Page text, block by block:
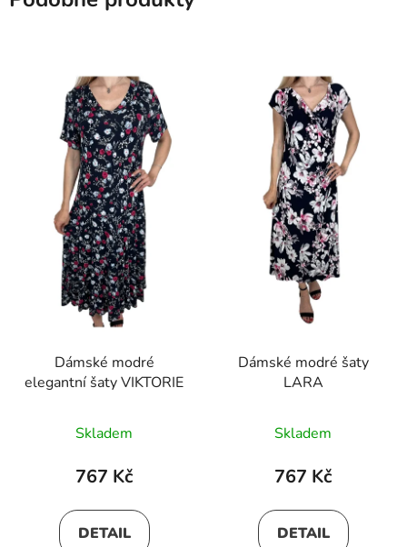
Dámské modré
elegantní šaty VIKTORIE
Skladem
767 Kč
DETAIL
Dámské modré šaty
LARA
Skladem
767 Kč
DETAIL